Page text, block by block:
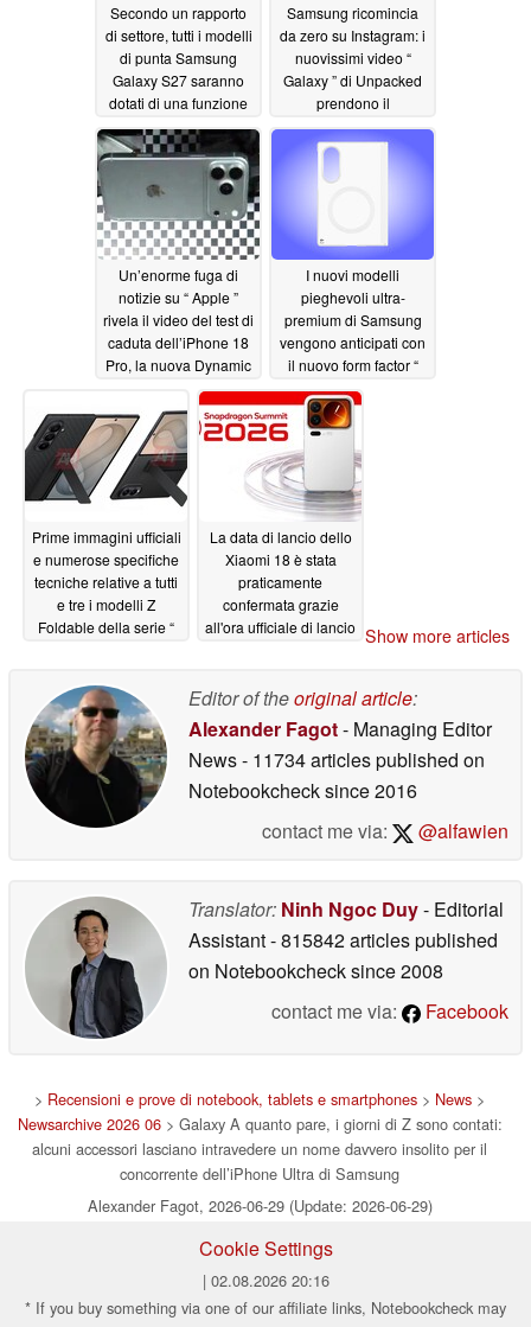
Secondo un rapporto
di settore, tutti i modelli
di punta Samsung
Galaxy S27 saranno
dotati di una funzione
esclusiva presente sull’
Galaxy S26 Ultra
Samsung ricomincia
da zero su Instagram: i
nuovissimi video “
Galaxy ” di Unpacked
prendono il
sopravvento07/01/2026
Un’enorme fuga di
notizie su “ Apple ”
rivela il video del test di
caduta dell’iPhone 18
Pro, la nuova Dynamic
Island e altro ancora
06/30/2026
I nuovi modelli
pieghevoli ultra-
premium di Samsung
vengono anticipati con
il nuovo form factor “
Galaxy ” dello Z Fold
06/30/2026
Prime immagini ufficiali
e numerose specifiche
tecniche relative a tutti
e tre i modelli Z
Foldable della serie “
06/30/2026
La data di lancio dello
Xiaomi 18 è stata
praticamente
confermata grazie
all'ora ufficiale di lancio Show more articles
Editor of theoriginal article:
Alexander Fagot- Managing Editor
News- 11734 articles published on
Notebookchecksince 2016
contact me via:
@alfawien
Translator: Ninh Ngoc Duy- Editorial
Assistant- 815842 articles published
on Notebookchecksince 2008
contact me via:
Facebook
> Recensioni e prove di notebook, tablets e smartphones > News >
Newsarchive 2026 06> Galaxy A quanto pare, i giorni di Z sono contati:
alcuni accessori lasciano intravedere un nome davvero insolito per il
concorrente dell’iPhone Ultra di Samsung
Alexander Fagot, 2026-06-29 (Update: 2026-06-29)
Cookie Settings
| 02.08.2026 20:16
* If you buy something via one of our affiliate links, Notebookcheck may